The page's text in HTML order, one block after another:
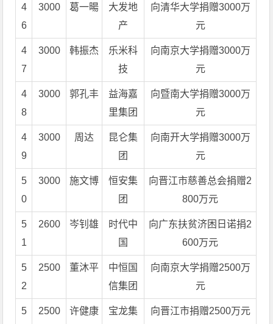
4
6
3000 葛一暘
大发地
产
向清华大学捐赠3000万
元
4
7
3000 韩振杰
乐米科
技
向南京大学捐赠3000万
元
4
8
3000 郭孔丰
益海嘉
里集团
向暨南大学捐赠3000万
元
4
9
3000 周达
昆仑集
团
向南开大学捐赠3000万
元
5
0
3000 施文博
恒安集
团
向晋江市慈善总会捐赠2
800万元
5
1
2600 岑钊雄
时代中
国
向广东扶贫济困日诺捐2
600万元
5
2
2500 董沐平
中恒国
信集团
向南京大学捐赠2500万
元
5 2500 许健康 宝龙集 向晋江市捐赠2500万元